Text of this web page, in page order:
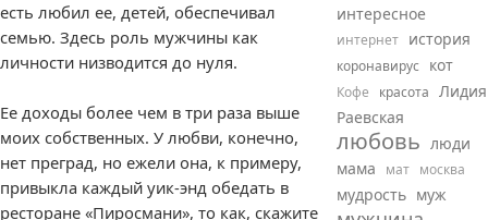
есть любил ее, детей, обеспечивал
семью. Здесь роль мужчины как
личности низводится до нуля.
Ее доходы более чем в три раза выше
моих собственных. У любви, конечно,
нет преград, но ежели она, к примеру,
привыкла каждый уик-энд обедать в
ресторане «Пиросмани», то как, скажите
интересное
интернет история
коронавирус кот
Кофе красота Лидия
Раевская
любовь люди
мама
мат москва
мудрость муж